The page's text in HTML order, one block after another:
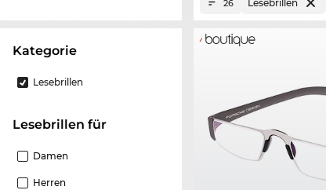
Kategorie
Lesebrillen
Lesebrillen für
Damen
Herren
26 Lesebrillen